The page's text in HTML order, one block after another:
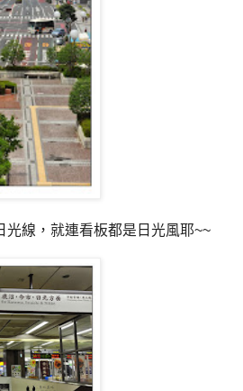
光線，就連看板都是日光風耶~~